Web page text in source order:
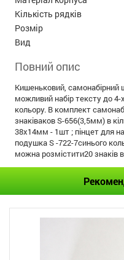
Кількість рядків
Розмір
Вид
Повний опис
Кишеньковий, самонабірний
можливий набір тексту до 4-
кольору. В комплект
знаківаков S-656(3,5мм) в
38х14мм - 1шт ; пінцет для
подушка S -722-7синього
можна розмістити20